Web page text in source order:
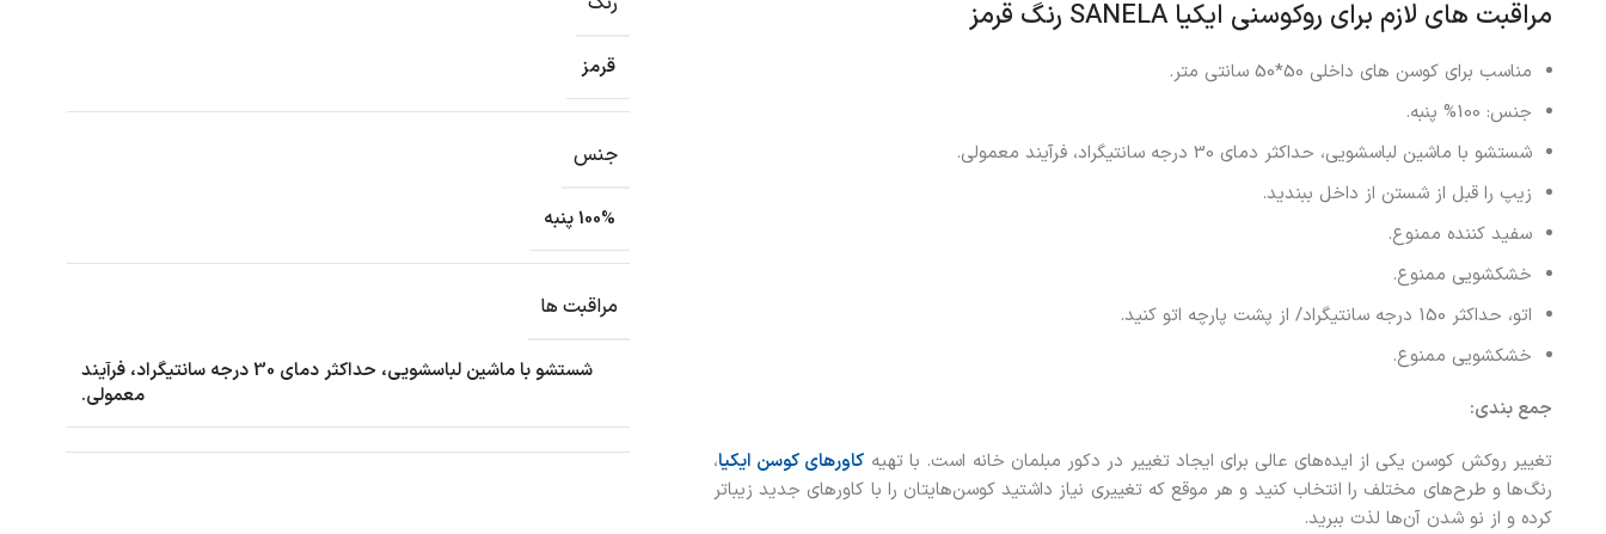
مراقبت های لازم برای روکوسنی ایکیا SANELA رنگ قرمز
مناسب برای کوسن های داخلی 50*50 سانتی متر.
جنس: 100% پنبه.
شستشو با ماشین لباسشویی، حداکثر دمای 30 درجه سانتیگراد، فرآیند معمولی.
زیپ را قبل از شستن از داخل ببندید.
سفید کننده ممنوع.
خشکشویی ممنوع.
اتو، حداکثر 150 درجه سانتیگراد/ از پشت پارچه اتو کنید.
خشکشویی ممنوع.
جمع بندی:
تغییر روکش کوسن یکی از ایده‌های عالی برای ایجاد تغییر در دکور مبلمان خانه است. با تهیه کاورهای کوسن ایکیا،
رنگ‌ها و طرح‌های مختلف را انتخاب کنید و هر موقع که تغییری نیاز داشتید کوسن‌هایتان را با کاورهای جدید زیباتر
کرده و از نو شدن آن‌‌ها لذت ببرید.
قرمز
جنس
100% پنبه
مراقبت ها
شستشو با ماشین لباسشویی، حداکثر دمای 30 درجه سانتیگراد، فرآیند
معمولی.